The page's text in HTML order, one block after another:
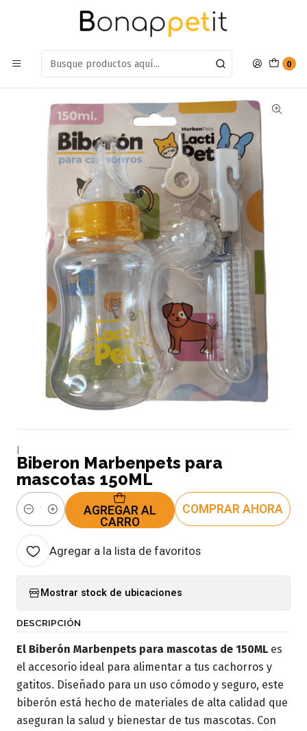
0
Estamos en: Antumalal 612, Quilicura Míranos en Maps
Biberon Marbenpets para mascotas 150ML
Biberon Marbenpets para
mascotas 150ML
Cantidad
AGREGAR AL
CARRO
COMPRAR AHORA
Agregar a la lista de favoritos
Mostrar stock de ubicaciones
DESCRIPCIÓN
El Biberón Marbenpets para mascotas de 150ML es
el accesorio ideal para alimentar a tus cachorros y
gatitos. Diseñado para un uso cómodo y seguro, este
biberón está hecho de materiales de alta calidad que
aseguran la salud y bienestar de tus mascotas. Con